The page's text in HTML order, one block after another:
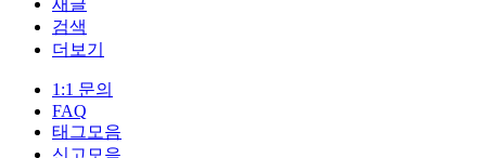
새글
검색
더보기
1:1 문의
FAQ
태그모음
신고모음